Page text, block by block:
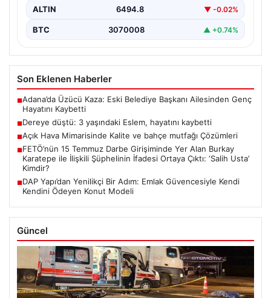
ALTIN 6494.8 ▼ -0.02%
BTC 3070008 ▲ +0.74%
Son Eklenen Haberler
■Adana’da Üzücü Kaza: Eski Belediye Başkanı Ailesinden Genç
Hayatını Kaybetti
■Dereye düştü: 3 yaşındaki Eslem, hayatını kaybetti
■Açık Hava Mimarisinde Kalite ve bahçe mutfağı Çözümleri
■FETÖ’nün 15 Temmuz Darbe Girişiminde Yer Alan Burkay
Karatepe ile İlişkili Şüphelinin İfadesi Ortaya Çıktı: ‘Salih Usta’
Kimdir?
■DAP Yapı’dan Yenilikçi Bir Adım: Emlak Güvencesiyle Kendi
Kendini Ödeyen Konut Modeli
Güncel